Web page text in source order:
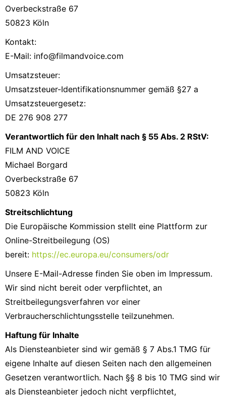
Overbeckstraße 67
50823 Köln
Kontakt:
E-Mail: info@filmandvoice.com
Umsatzsteuer:
Umsatzsteuer-Identifikationsnummer gemäß §27 a
Umsatzsteuergesetz:
DE 276 908 277
Verantwortlich für den Inhalt nach § 55 Abs. 2 RStV:
FILM AND VOICE
Michael Borgard
Overbeckstraße 67
50823 Köln
Streitschlichtung
Die Europäische Kommission stellt eine Plattform zur
Online-Streitbeilegung (OS)
bereit: https://ec.europa.eu/consumers/odr
Unsere E-Mail-Adresse finden Sie oben im Impressum.
Wir sind nicht bereit oder verpflichtet, an
Streitbeilegungsverfahren vor einer
Verbraucherschlichtungsstelle teilzunehmen.
Haftung für Inhalte
Als Diensteanbieter sind wir gemäß § 7 Abs.1 TMG für
eigene Inhalte auf diesen Seiten nach den allgemeinen
Gesetzen verantwortlich. Nach §§ 8 bis 10 TMG sind wir
als Diensteanbieter jedoch nicht verpflichtet,